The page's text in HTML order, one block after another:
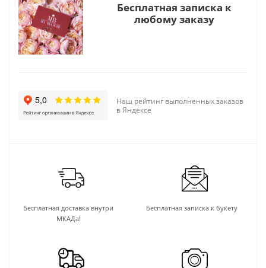
Бесплатная записка к
любому заказу
Наш рейтинг выполненных заказов
в Яндексе
Бесплатная доставка внутри
МКАДа!
Бесплатная записка к букету